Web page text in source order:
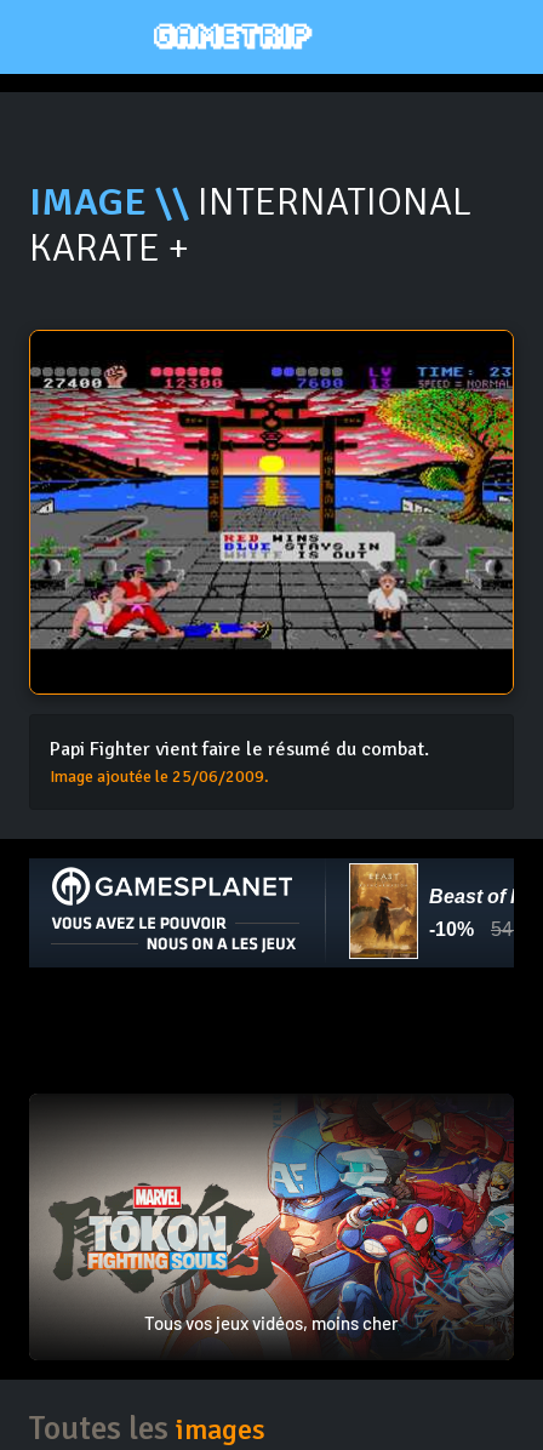
IMAGE \\ INTERNATIONAL
KARATE +
Papi Fighter vient faire le résumé du combat.
Image ajoutée le 25/06/2009.
Tous vos jeux vidéos, moins cher
Toutes les images